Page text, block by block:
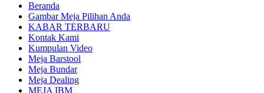
Beranda
Gambar Meja Pilihan Anda
KABAR TERBARU
Kontak Kami
Kumpulan Video
Meja Barstool
Meja Bundar
Meja Dealing
MEJA IBM